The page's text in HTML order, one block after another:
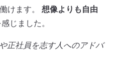
けます。 想像よりも自由
じました。
正社員を志す人へのアドバ